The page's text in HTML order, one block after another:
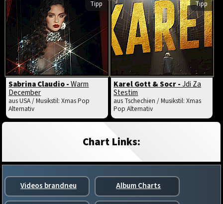
Tipp
Sabrina Claudio -Warm
December
aus USA / Musikstil: Xmas Pop
Alternativ
Tipp
Karel Gott & Socr -Jdi Za
Stestim
aus Tschechien / Musikstil: Xmas
Pop Alternativ
Chart Links:
Videos brandneu Album Charts